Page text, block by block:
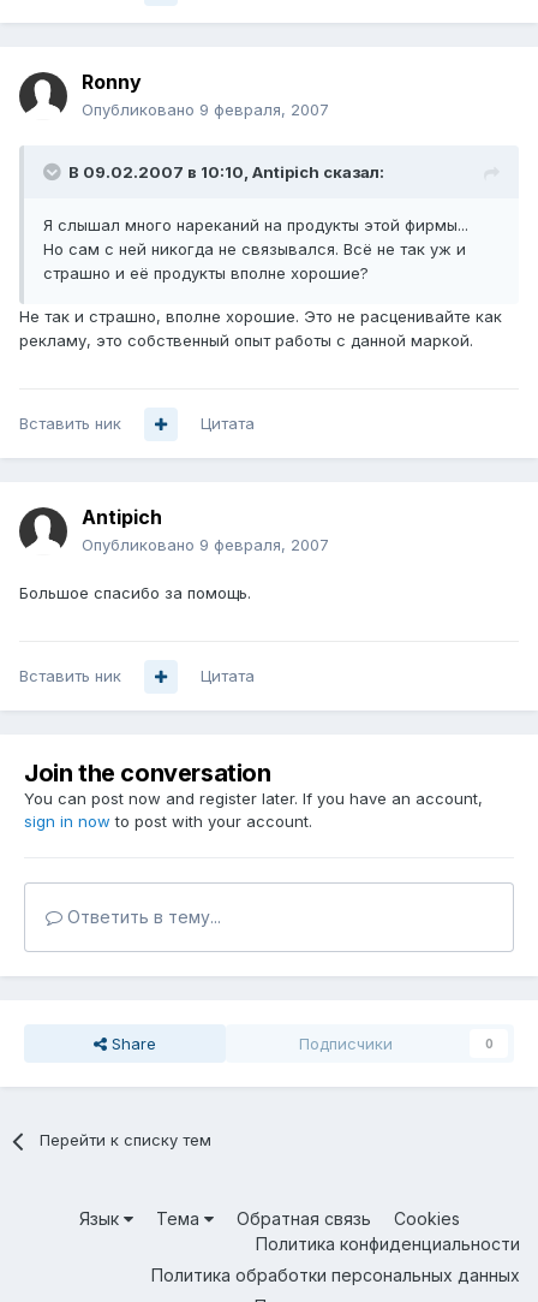
Ronny
Опубликовано 9 февраля, 2007
В 09.02.2007 в 10:10, Antipich сказал:
Я слышал много нареканий на продукты этой фирмы...
Но сам с ней никогда не связывался. Всё не так уж и
страшно и её продукты вполне хорошие?
Не так и страшно, вполне хорошие. Это не расценивайте как
рекламу, это собственный опыт работы с данной маркой.
Вставить ник Цитата
Antipich
Опубликовано 9 февраля, 2007
Большое спасибо за помощь.
Вставить ник Цитата
Join the conversation
You can post now and register later. If you have an account,
sign in now to post with your account.
Ответить в тему...
Share Подписчики 0
Перейти к списку тем
Язык Тема Обратная связь
Cookies
Политика конфиденциальности
Политика обработки персональных данных